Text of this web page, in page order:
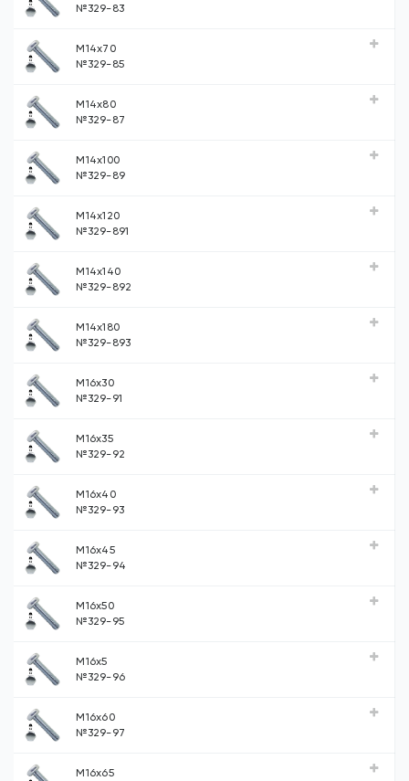
№329-83
М14х70
№329-85
М14х80
№329-87
М14х100
№329-89
М14х120
№329-891
М14х140
№329-892
М14х180
№329-893
М16х30
№329-91
М16х35
№329-92
М16х40
№329-93
М16х45
№329-94
М16х50
№329-95
М16х5
№329-96
М16х60
№329-97
М16х65